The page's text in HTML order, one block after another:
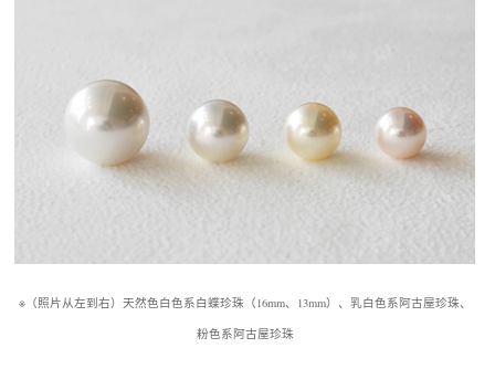
※（照片从左到右）天然色白色系白蝶珍珠（16mm、13mm）、乳白色系阿古屋珍珠、
粉色系阿古屋珍珠